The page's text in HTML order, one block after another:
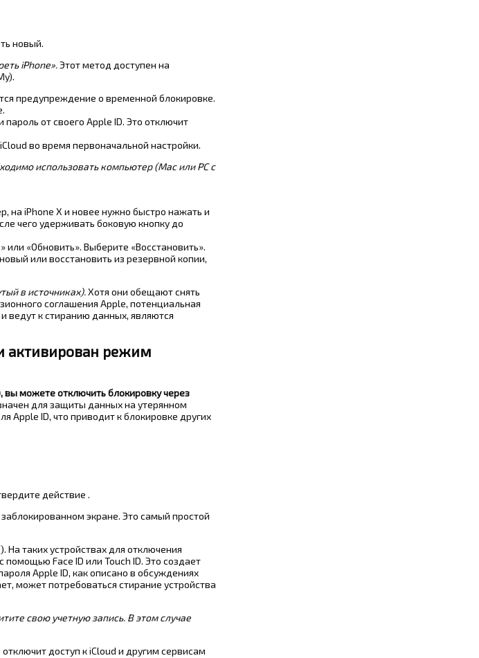
новый.
iPhone».Этот метод доступен на
предупреждение о временной блокировке.
от своего Apple ID. Это отключит
во время первоначальной настройки.
использовать компьютер (Mac или PC с
на iPhone X и новее нужно быстро нажать и
чего удерживать боковую кнопку до
«Обновить». Выберите «Восстановить».
или восстановить из резервной копии,
в источниках).Хотя они обещают снять
соглашения Apple, потенциальная
ведут к стиранию данных, являются
активирован режим
можете отключить блокировку через
для защиты данных на утерянном
Apple ID, что приводит к блокировке других
действие .
экране. Это самый простой
таких устройствах для отключения
Face ID или Touch ID. Это создает
Apple ID, как описано в обсуждениях
может потребоваться стирание устройства
свою учетную запись. В этом случае
доступ к iCloud и другим сервисам